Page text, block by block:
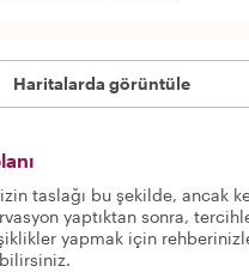
Haritalarda görüntüle
taslağı bu şekilde, ancak
yaptıktan sonra,
yapmak için